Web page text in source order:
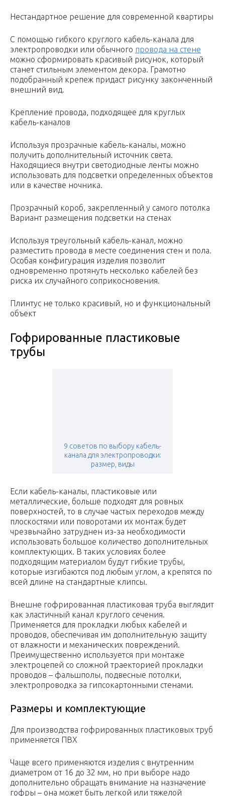
Нестандартное решение для современной квартиры
С помощью гибкого круглого кабель-канала для
электропроводки или обычного провода на стене
можно сформировать красивый рисунок, который
станет стильным элементом декора. Грамотно
подобранный крепеж придаст рисунку законченный
внешний вид.
Крепление провода, подходящее для круглых
кабель-каналов
Используя прозрачные кабель-каналы, можно
получить дополнительный источник света.
Находящиеся внутри светодиодные ленты можно
использовать для подсветки определенных объектов
или в качестве ночника.
Прозрачный короб, закрепленный у самого потолка
Вариант размещения подсветки на стенах
Используя треугольный кабель-канал, можно
разместить провода в месте соединения стен и пола.
Особая конфигурация изделия позволит
одновременно протянуть несколько кабелей без
риска их случайного соприкосновения.
Плинтус не только красивый, но и функциональный
объект
Гофрированные пластиковые
трубы
9 советов по выбору кабель-
канала для электропроводки:
размер, виды
Если кабель-каналы, пластиковые или
металлические, больше подходят для ровных
поверхностей, то в случае частых переходов между
плоскостями или поворотами их монтаж будет
чрезвычайно затруднен из-за необходимости
использовать большое количество дополнительных
комплектующих. В таких условиях более
подходящим материалом будут гибкие трубы,
которые изгибаются под любым углом, а крепятся по
всей длине на стандартные клипсы.
Внешне гофрированная пластиковая труба выглядит
как эластичный канал круглого сечения.
Применяется для прокладки любых кабелей и
проводов, обеспечивая им дополнительную защиту
от влажности и механических повреждений.
Преимущественно используется при монтаже
электроцепей со сложной траекторией прокладки
проводов – фальшполы, подвесные потолки,
электропроводка за гипсокартонными стенами.
Размеры и комплектующие
Для производства гофрированных пластиковых труб
применяется ПВХ
Чаще всего применяются изделия с внутренним
диаметром от 16 до 32 мм, но при выборе надо
дополнительно обращать внимание на назначение
гофры – она может быть легкой или тяжелой